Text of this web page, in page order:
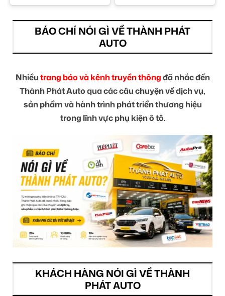
BÁO CHÍ NÓI GÌ VỀ THÀNH PHÁT
AUTO
Nhiềutrang báo và kênh truyền thôngđã nhắc đến
Thành Phát Auto qua các câu chuyện về dịch vụ,
sản phẩm và hành trình phát triển thương hiệu
trong lĩnh vực phụ kiện ô tô.
KHÁCH HÀNG NÓI GÌ VỀ THÀNH
PHÁT AUTO